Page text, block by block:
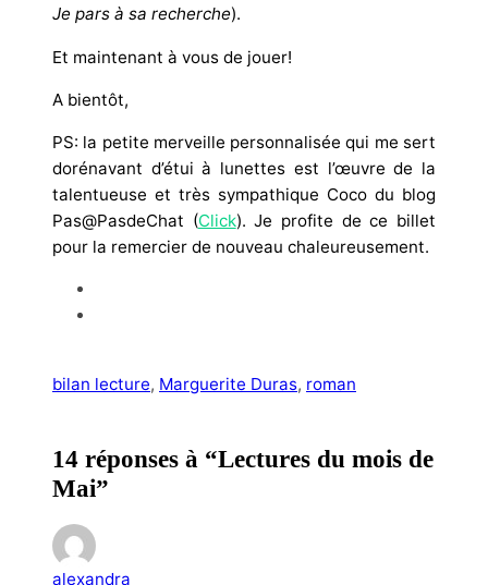
Je pars à sa recherche).
Et maintenant à vous de jouer!
A bientôt,
PS: la petite merveille personnalisée qui me sert
dorénavant d’étui à lunettes est l’œuvre de la
talentueuse et très sympathique Coco du blog
Pas@PasdeChat (Click). Je profite de ce billet
pour la remercier de nouveau chaleureusement.
bilan lecture, Marguerite Duras, roman
14 réponses à “Lectures du mois de
Mai”
alexandra